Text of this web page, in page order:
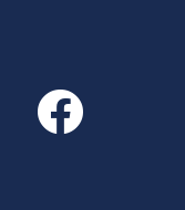
Facebook link